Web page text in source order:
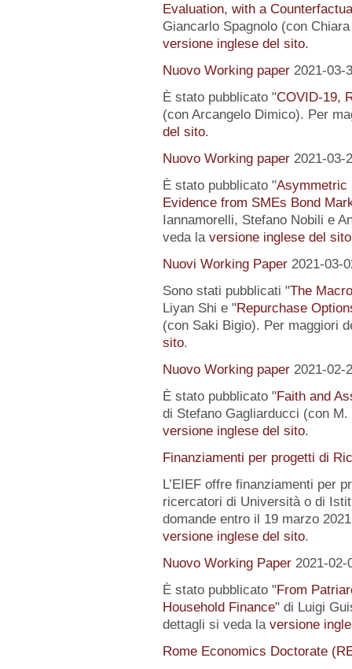
Evaluation, with a
Giancarlo Spagnolo (con
versione inglese del sito.
Nuovo Working paper 2021-03-
È stato pubblicato "COVID-19,
(con Arcangelo Dimico). Per
del sito.
Nuovo Working paper 2021-03-
È stato pubblicato "Asymmetric
Evidence from SMEs Bond
Iannamorelli, Stefano Nobili e
veda la versione inglese del sito
Nuovi Working Paper 2021-03-
Sono stati pubblicati "The
Liyan Shi e "Repurchase
(con Saki Bigio). Per maggiori
sito.
Nuovo Working paper 2021-02-
È stato pubblicato "Faith and
di Stefano Gagliarducci (con
versione inglese del sito.
Finanziamenti per progetti di
L’EIEF offre finanziamenti per
ricercatori di Università o di
domande entro il 19 marzo
versione inglese del sito.
Nuovo Working Paper 2021-02-
È stato pubblicato "From
Household Finance" di Luigi
dettagli si veda la versione
Rome Economics Doctorate